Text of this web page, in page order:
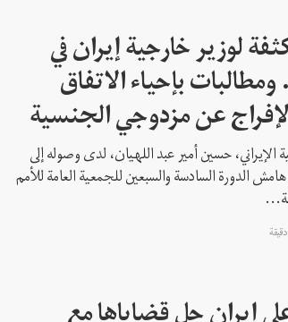
لوزير خارجية إيران في
بإحياء الاتفاق
عن مزدوجي الجنسية
الإيراني، حسين أمير عبد اللهيان، لدى وصوله إلى
الدورة السادسة والسبعين للجمعية العامة للأمم